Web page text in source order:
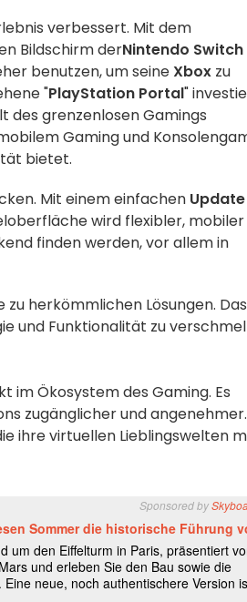
verbessert. Mit dem
BildschirmderNintendo Switch
benutzen, um seineXbox zu
"PlayStation Portal"
des grenzenlosen Gamings
Gaming und
bietet.
Mit einem einfachen Update
wird flexibler,
finden werden, vor allem in
herkömmlichen Lösungen. Das
und Funktionalität zu
im Ökosystem des Gaming. Es
zugänglicher und angenehmer.
ihre virtuellen Lieblingswelten